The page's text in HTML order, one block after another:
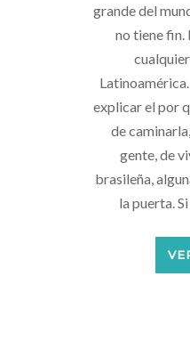
grande del
no tiene fin.
explicar el por
de
gente, de
brasileña,
la puerta.